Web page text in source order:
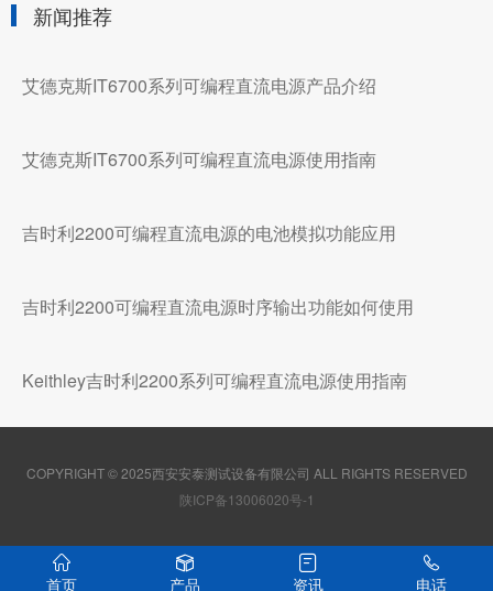
新闻推荐
艾德克斯IT6700系列可编程直流电源产品介绍
艾德克斯IT6700系列可编程直流电源使用指南
吉时利2200可编程直流电源的电池模拟功能应用
吉时利2200可编程直流电源时序输出功能如何使用
Keithley吉时利2200系列可编程直流电源使用指南
COPYRIGHT © 2025西安安泰测试设备有限公司 ALL RIGHTS RESERVED
陕ICP备13006020号-1
首页 产品 资讯 电话